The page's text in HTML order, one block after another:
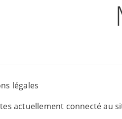
légales
actuellement connecté au